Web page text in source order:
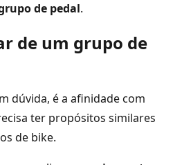
de pedal.
de um grupo de
dúvida, é a afinidade com
ter propósitos similares
de bike.